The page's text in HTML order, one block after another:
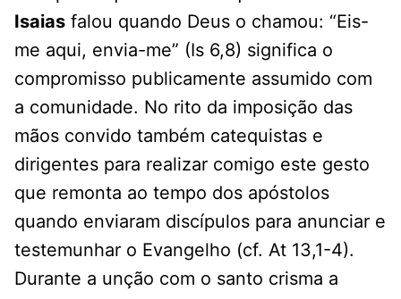
Isaias falou quando Deus o chamou: “Eis-
me aqui, envia-me” (Is 6,8) significa o
compromisso publicamente assumido com
a comunidade. No rito da imposição das
mãos convido também catequistas e
dirigentes para realizar comigo este gesto
que remonta ao tempo dos apóstolos
quando enviaram discípulos para anunciar e
testemunhar o Evangelho (cf. At 13,1-4).
Durante a unção com o santo crisma a